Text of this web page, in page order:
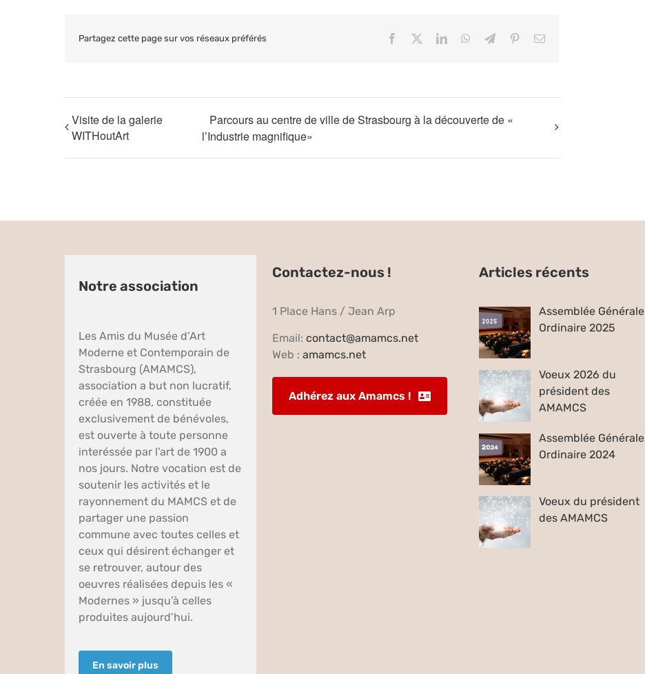
Partagez cette page sur vos réseaux préférés Facebook LinkedInWhatsApp
TelegramPinterestEmail
Visite de la galerie
WITHoutArt
Parcours au centre de ville de Strasbourg à la découverte de «
l’Industrie magnifique»
Notre association
Les Amis du Musée d’Art
Moderne et Contemporain de
Strasbourg (AMAMCS),
association a but non lucratif,
créée en 1988, constituée
exclusivement de bénévoles,
est ouverte à toute personne
interéssée par l’art de 1900 a
nos jours. Notre vocation est de
soutenir les activités et le
rayonnement du MAMCS et de
partager une passion
commune avec toutes celles et
ceux qui désirent échanger et
se retrouver, autour des
oeuvres réalisées depuis les «
Modernes » jusqu’à celles
produites aujourd’hui.
En savoir plus
Contactez-nous !
1 Place Hans / Jean Arp
Email: contact@amamcs.net
Web : amamcs.net
Adhérez aux Amamcs !
Articles récents
Assemblée Générale
Ordinaire 2025
Voeux 2026 du
président des
AMAMCS
Assemblée Générale
Ordinaire 2024
Voeux du président
des AMAMCS